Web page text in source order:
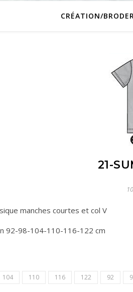
CRÉATION/
21-
manches courtes et col V
92-98-104-110-116-122 cm
104 110 116 122 92